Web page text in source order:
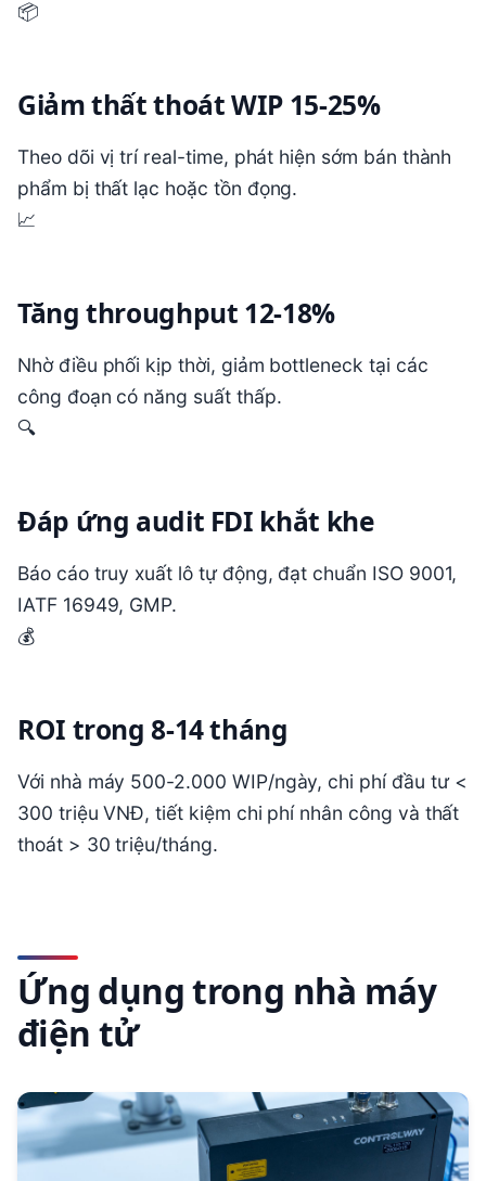
📦
Giảm thất thoát WIP 15-25%
Theo dõi vị trí real-time, phát hiện sớm bán thành
phẩm bị thất lạc hoặc tồn đọng.
📈
Tăng throughput 12-18%
Nhờ điều phối kịp thời, giảm bottleneck tại các
công đoạn có năng suất thấp.
🔍
Đáp ứng audit FDI khắt khe
Báo cáo truy xuất lô tự động, đạt chuẩn ISO 9001,
IATF 16949, GMP.
💰
ROI trong 8-14 tháng
Với nhà máy 500-2.000 WIP/ngày, chi phí đầu tư <
300 triệu VNĐ, tiết kiệm chi phí nhân công và thất
thoát > 30 triệu/tháng.
Ứng dụng trong nhà máy
điện tử